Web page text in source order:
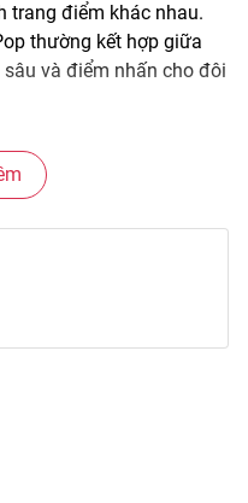
trang điểm khác nhau.
thường kết hợp giữa
và điểm nhấn cho đôi
blend màu trở nên đơn
hằng ngày đến
(lì) và shimmer (nhũ).